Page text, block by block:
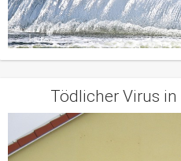
Tödlicher Virus